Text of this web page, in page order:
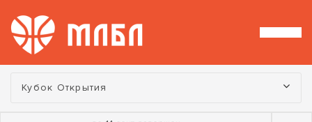
Турнир:
Кубок Открытия